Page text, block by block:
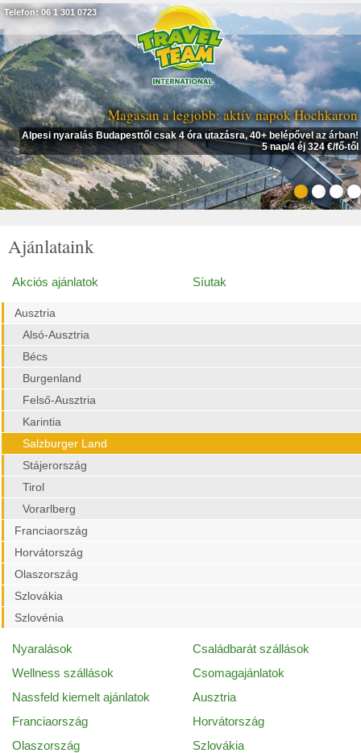
Magasan a legjobb: aktív napok Hochkaron
Alpesi nyaralás Budapesttől csak 4 óra utazásra, 40+ belépővel az árban!
5 nap/4 éj 324 €/fő-től
Telefon: 06 1 301 0723
Ajánlataink
Akciós ajánlatok Síutak
Ausztria
Alsó-Ausztria
Bécs
Burgenland
Felső-Ausztria
Karintia
Salzburger Land
Stájerország
Tirol
Vorarlberg
Franciaország
Horvátország
Olaszország
Szlovákia
Szlovénia
Nyaralások
Családbarát szállások
Wellness szállások
Csomagajánlatok
Nassfeld kiemelt ajánlatok
Ausztria
Franciaország
Horvátország
Olaszország
Szlovákia